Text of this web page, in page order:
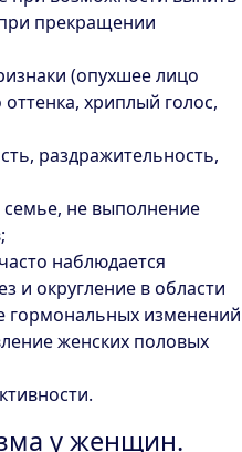
прекращении
(опухшее лицо
хриплый голос,
раздражительность,
семье, не выполнение
наблюдается
и округление в области
гормональных изменений
женских половых
у женщин.